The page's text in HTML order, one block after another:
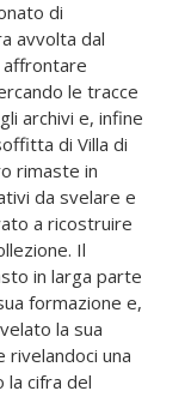
di
avvolta dal
affrontare
le tracce
archivi e, infine
di Villa di
rimaste in
da svelare e
a ricostruire
Il
in larga parte
formazione e,
la sua
rivelandoci una
la cifra del